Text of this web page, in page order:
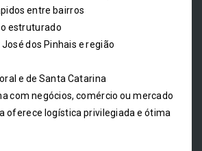
entre bairros
estruturado
José dos Pinhais e região
e de Santa Catarina
com negócios, comércio ou mercado
oferece logística privilegiada e ótima